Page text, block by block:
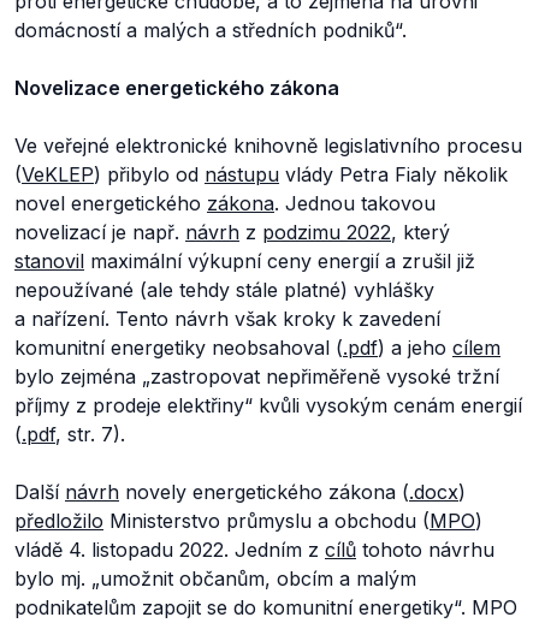
domácností a malých a středních podniků“.
Novelizace energetického zákona
Ve veřejné elektronické knihovně legislativního procesu
(VeKLEP) přibylo od nástupu vlády Petra Fialy několik
novel energetického zákona. Jednou takovou
novelizací je např. návrh z podzimu 2022, který
stanovil maximální výkupní ceny energií a zrušil již
nepoužívané (ale tehdy stále platné) vyhlášky
a nařízení. Tento návrh však kroky k zavedení
komunitní energetiky neobsahoval (.pdf) a jeho cílem
bylo zejména „zastropovat nepřiměřeně vysoké tržní
příjmy z prodeje elektřiny“ kvůli vysokým cenám energií
(.pdf, str. 7).
Další návrh novely energetického zákona (.docx)
předložilo Ministerstvo průmyslu a obchodu (MPO)
vládě 4. listopadu 2022. Jedním z cílů tohoto návrhu
bylo mj. „umožnit občanům, obcím a malým
podnikatelům zapojit se do komunitní energetiky“. MPO